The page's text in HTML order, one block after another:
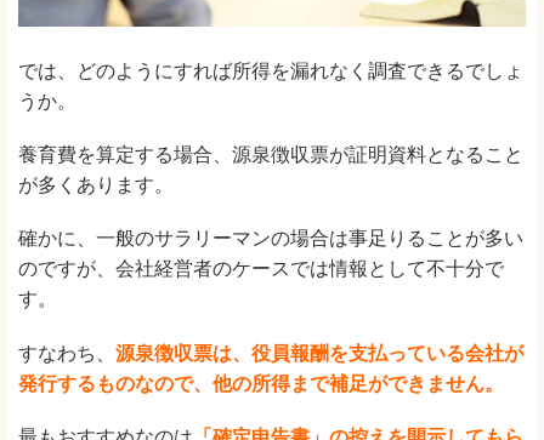
では、どのようにすれば所得を漏れなく調査できるでしょ
うか。
養育費を算定する場合、源泉徴収票が証明資料となること
が多くあります。
確かに、一般のサラリーマンの場合は事足りることが多い
のですが、会社経営者のケースでは情報として不十分で
す。
すなわち、 源泉徴収票は、役員報酬を支払っている会社が
発行するものなので、他の所得まで補足ができません。